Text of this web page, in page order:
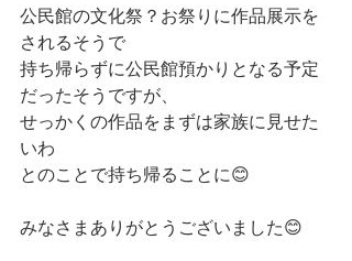
公民館の文化祭？お祭りに作品展示を
されるそうで
持ち帰らずに公民館預かりとなる予定
だったそうですが、
せっかくの作品をまずは家族に見せた
いわ
とのことで持ち帰ることに😊
みなさまありがとうございました😊